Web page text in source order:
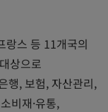
랑스 등 11개국의
상으로
행, 보험, 자산관리,
비재·유통,